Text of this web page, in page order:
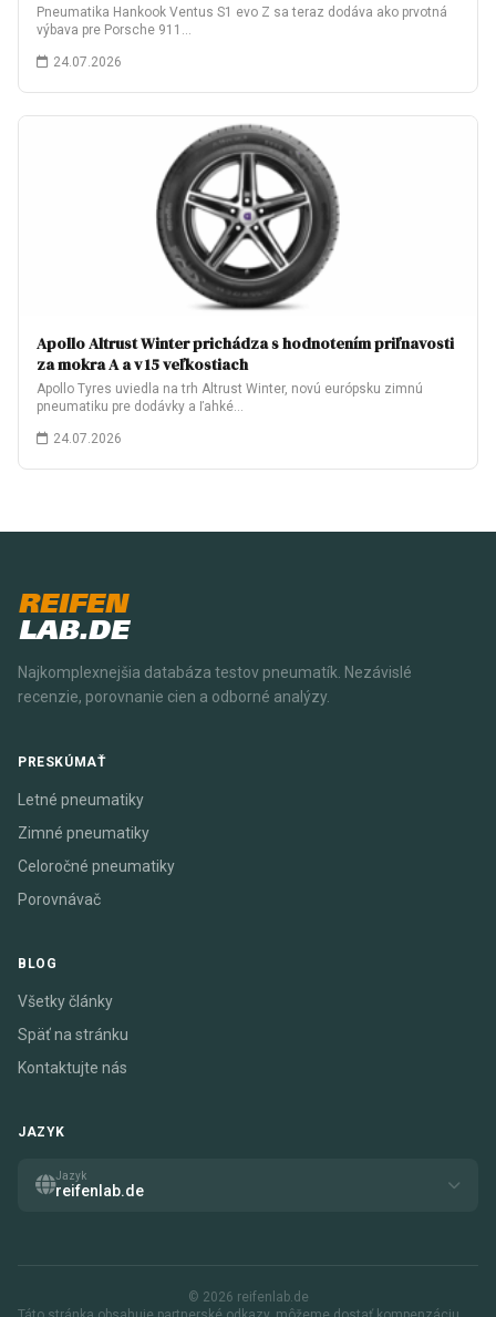
Pneumatika Hankook Ventus S1 evo Z sa teraz dodáva ako prvotná
výbava pre Porsche 911…
24.07.2026
Apollo Altrust Winter prichádza s hodnotením priľnavosti
za mokra A a v 15 veľkostiach
Apollo Tyres uviedla na trh Altrust Winter, novú európsku zimnú
pneumatiku pre dodávky a ľahké…
24.07.2026
REIFEN
LAB.DE
Najkomplexnejšia databáza testov pneumatík. Nezávislé
recenzie, porovnanie cien a odborné analýzy.
PRESKÚMAŤ
Letné pneumatiky
Zimné pneumatiky
Celoročné pneumatiky
Porovnávač
BLOG
Všetky články
Späť na stránku
Kontaktujte nás
JAZYK
Jazyk
reifenlab.de
© 2026 reifenlab.de